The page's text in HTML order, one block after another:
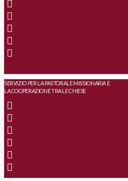
SERVIZIO PER LA PASTORALE MISSIONARIA E
LA COOPERAZIONE TRA LE CHIESE